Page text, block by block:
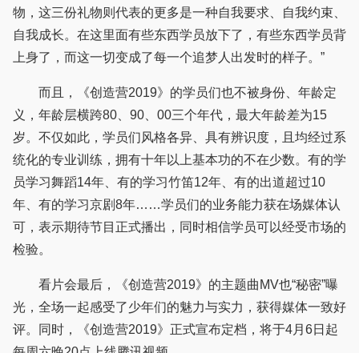
物，这三份礼物则代表的更多是一种自我要求、自我约束、
自我成长。在这里面有些东西学员放下了，有些东西学员背
上身了，而这一切变成了每一个追梦人出发时的样子。”
而且，《创造营2019》的学员们也不被身份、年龄定
义，年龄层横跨80、90、00三个年代，最大年龄差为15
岁。不仅如此，学员们风格各异、具有辨识度，且均经过系
统化的专业训练，拥有十年以上基本功的不在少数。有的学
员学习舞蹈14年、有的学习竹笛12年、有的出道超过10
年、有的学习京剧8年……学员们的业务能力获在场媒体认
可，表示期待节目正式播出，同时相信学员可以经受市场的
检验。
看片会最后，《创造营2019》的主题曲MV也“秘密”曝
光，全场一起感受了少年们的魅力与实力，获得媒体一致好
评。同时，《创造营2019》正式宣布定档，将于4月6日起